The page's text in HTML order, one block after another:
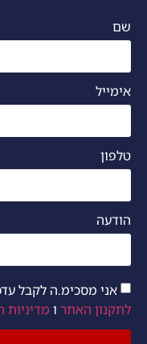
שם
אימייל
טלפון
הודעה
אני מסכימ.ה לקבל
לתקנון האתר ו מדיניות